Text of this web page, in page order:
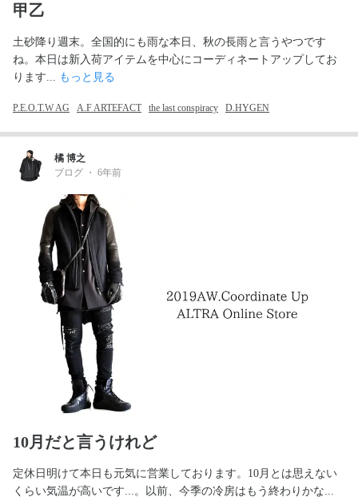
甲乙
土砂降り週末。全国的にも雨な本日、秋の長雨と言うやつです
ね。本日は新入荷アイテムを中心にコーディネートアップしてお
ります...
もっと見る
P.E.O.T.W AG A.F ARTEFACT the last conspiracy D.HYGEN
橘 博之
ブログ ・ 6年前
10月だと言うけれど
定休日明けて本日も元気に営業しております。10月とは思えない